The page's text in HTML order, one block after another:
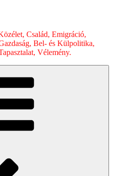
Család, Emigráció,
Bel- és Külpolitika,
Vélemény.